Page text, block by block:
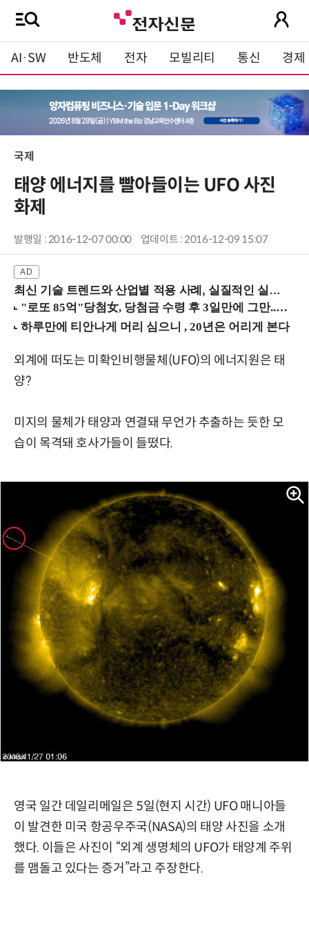
AI·SW 반도체 전자 모빌리티 통신 경제
국제
태양 에너지를 빨아들이는 UFO 사진
화제
발행일 : 2016-12-07 00:00 업데이트 : 2016-12-09 15:07
최신 기술 트렌드와 산업별 적용 사례, 실질적인 실행 전략을 공유 (9/18 양재역)
외계에 떠도는 미확인비행물체(UFO)의 에너지원은 태
양?
미지의 물체가 태양과 연결돼 무언가 추출하는 듯한 모
습이 목격돼 호사가들이 들떴다.
영국 일간 데일리메일은 5일(현지 시간) UFO 매니아들
이 발견한 미국 항공우주국(NASA)의 태양 사진을 소개
했다. 이들은 사진이 “외계 생명체의 UFO가 태양계 주위
를 맴돌고 있다는 증거”라고 주장한다.